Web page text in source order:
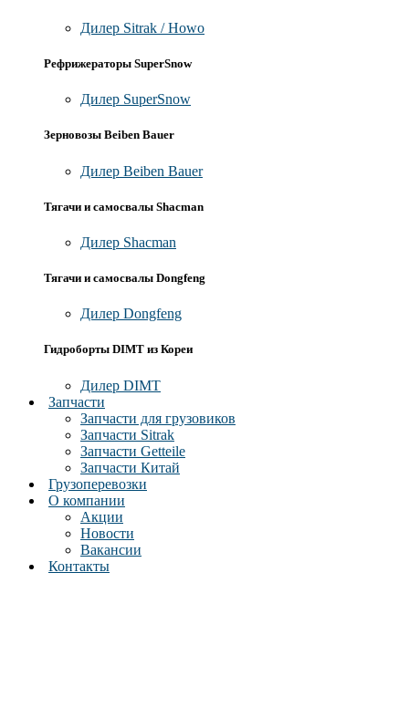
Дилер Sitrak / Howo
Рефрижераторы SuperSnow
Дилер SuperSnow
Зерновозы Beiben Bauer
Дилер Beiben Bauer
Тягачи и самосвалы Shacman
Дилер Shacman
Тягачи и самосвалы Dongfeng
Дилер Dongfeng
Гидроборты DIMT из Кореи
Дилер DIMT
Запчасти
Запчасти для грузовиков
Запчасти Sitrak
Запчасти Getteile
Запчасти Китай
Грузоперевозки
О компании
Акции
Новости
Вакансии
Контакты